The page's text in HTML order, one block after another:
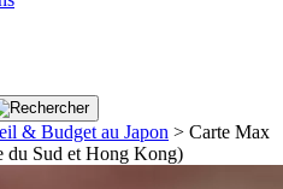
& Budget au Japon > Carte Max
du Sud et Hong Kong)